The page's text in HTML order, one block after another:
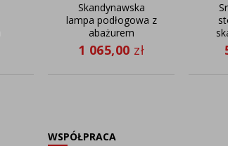
Skandynawska
lampa podłogowa z
abażurem
TORONTO
1 065,00 zł
WSPÓŁPRACA